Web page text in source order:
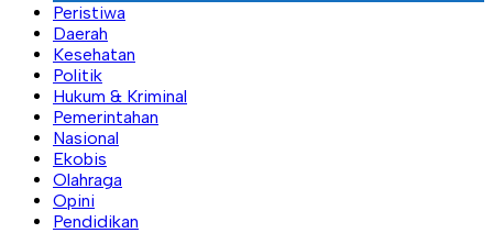
Peristiwa
Daerah
Kesehatan
Politik
Hukum & Kriminal
Pemerintahan
Nasional
Ekobis
Olahraga
Opini
Pendidikan